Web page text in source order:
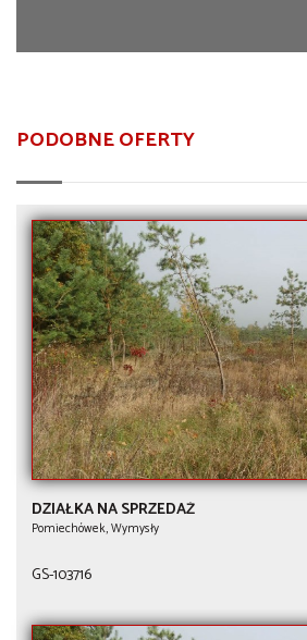
PODOBNE OFERTY
DZIAŁKA NA SPRZEDAŻ
Pomiechówek, Wymysły
GS-103716